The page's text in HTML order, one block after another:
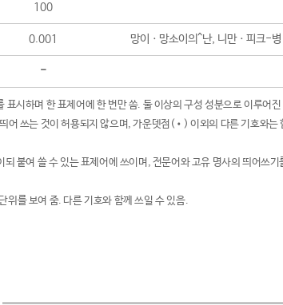
100
0.001 망이ㆍ망소이의^난, 니만ㆍ피크-병
-
시하며 한 표제어에 한 번만 씀. 둘 이상의 구성 성분으로 이루어진
쓰는 것이 허용되지 않으며, 가운뎃점(•) 이외의 다른 기호와는
붙여 쓸 수 있는 표제어에 쓰이며, 전문어와 고유 명사의 띄어쓰기
를 보여 줌. 다른 기호와 함께 쓰일 수 있음.